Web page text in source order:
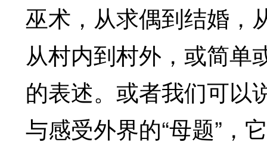
巫术，从求偶到结婚，
从村内到村外，或简单
的表述。或者我们可以
与感受外界的“母题”，